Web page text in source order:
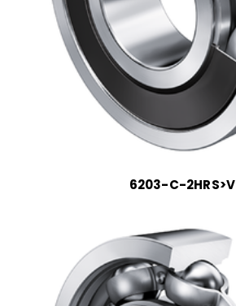
6203-C-2HRS>V